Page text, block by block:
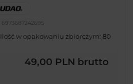
6973687242695
Ilość w opakowaniu zbiorczym: 80
49,00 PLN brutto